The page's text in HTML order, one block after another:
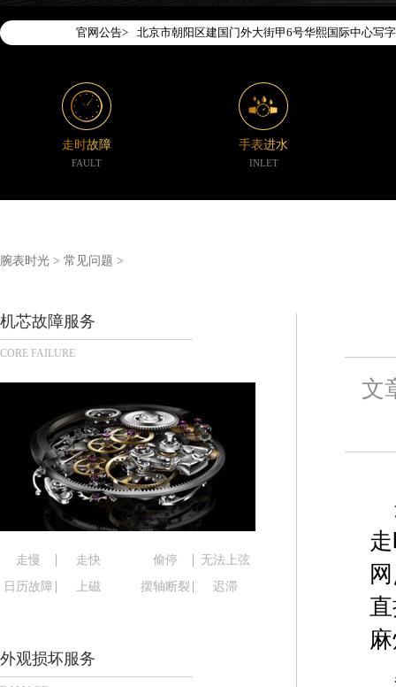
官网公告>
天津市和平区赤峰道136号天津国际金融中心写字
上海市黄浦区南京东路299号宏伊国际广场写字楼
南京市秦淮区中山南路1号（新街口）南京中心写
常州市新北区龙锦路1590号现代传媒中心写字楼5
徐州市鼓楼区淮海东路29号苏宁广场IFC国际金融
嘉兴市南湖区广益路705号嘉兴世界贸易中心写字
南昌市红谷滩新区红谷中大道998号绿地双子塔（
济南市历下区经十路11111号华润中心写字楼（万
广州市天河区天河路230号万菱汇国际中心写字楼
广州市越秀区环市东路371-375号世界贸易中心大
深圳市罗湖区深南东路5001号华润大厦写字楼17
惠州市惠城区江北文昌一路7号华贸大厦写字楼1座
厦门市思明区湖滨东路95号华润大厦写字楼B座11
福州市鼓楼区五四路128-1号恒力城写字楼15层03
成都市锦江区人民东路6号SAC东原中心写字楼24
重庆市江北区观音桥步行街2号融恒时代广场写字
长沙市芙蓉区定王台街道建湘路393号世茂环球
太原市迎泽区解放路15号亨得利名表服务中心（
走时故障
FAULT
手表进水
INLET
腕表时光 > 常见问题 >
机芯故障服务
CORE FAILURE
走慢 走快 偷停
无法上弦
日历故障
上磁 摆轴断裂 迟滞
外观损坏服务
文